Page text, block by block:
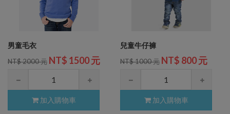
男童毛衣
NT$ 2000 元 NT$ 1500 元
加入購物車
兒童牛仔褲
NT$ 1000 元 NT$ 800 元
加入購物車